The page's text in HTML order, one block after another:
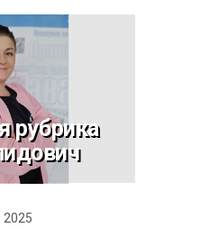
рубрика
2025